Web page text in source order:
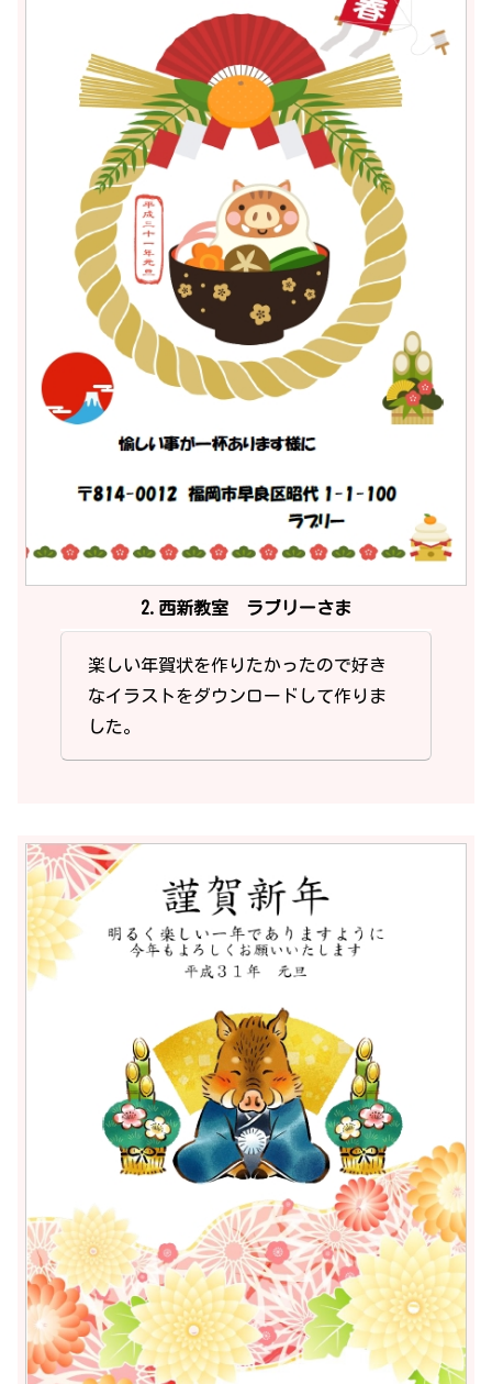
2.西新教室 ラブリーさま
楽しい年賀状を作りたかったので好き
なイラストをダウンロードして作りま
した。